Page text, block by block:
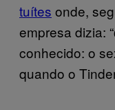
tuítes onde,
empresa dizia:
conhecido: o
quando o